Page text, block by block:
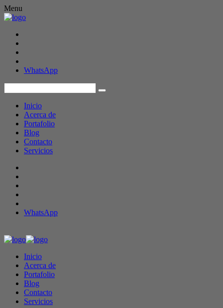
Menu
WhatsApp
Inicio
Acerca de
Portafolio
Blog
Contacto
Servicios
WhatsApp
Inicio
Acerca de
Portafolio
Blog
Contacto
Servicios